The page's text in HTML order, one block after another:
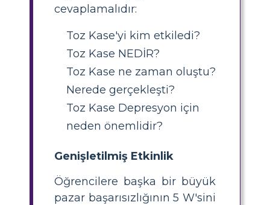
cevaplamalıdır:
Toz Kase'yi kim etkiledi?
Toz Kase NEDİR?
Toz Kase ne zaman oluştu?
Nerede gerçekleşti?
Toz Kase Depresyon için
neden önemlidir?
Genişletilmiş Etkinlik
Öğrencilere başka bir büyük
pazar başarısızlığının 5 W'sini